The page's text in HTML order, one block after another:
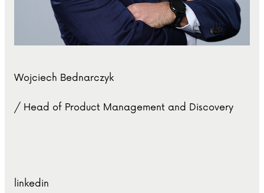
Wojciech Bednarczyk
/ Head of Product Management and Discovery
linkedin